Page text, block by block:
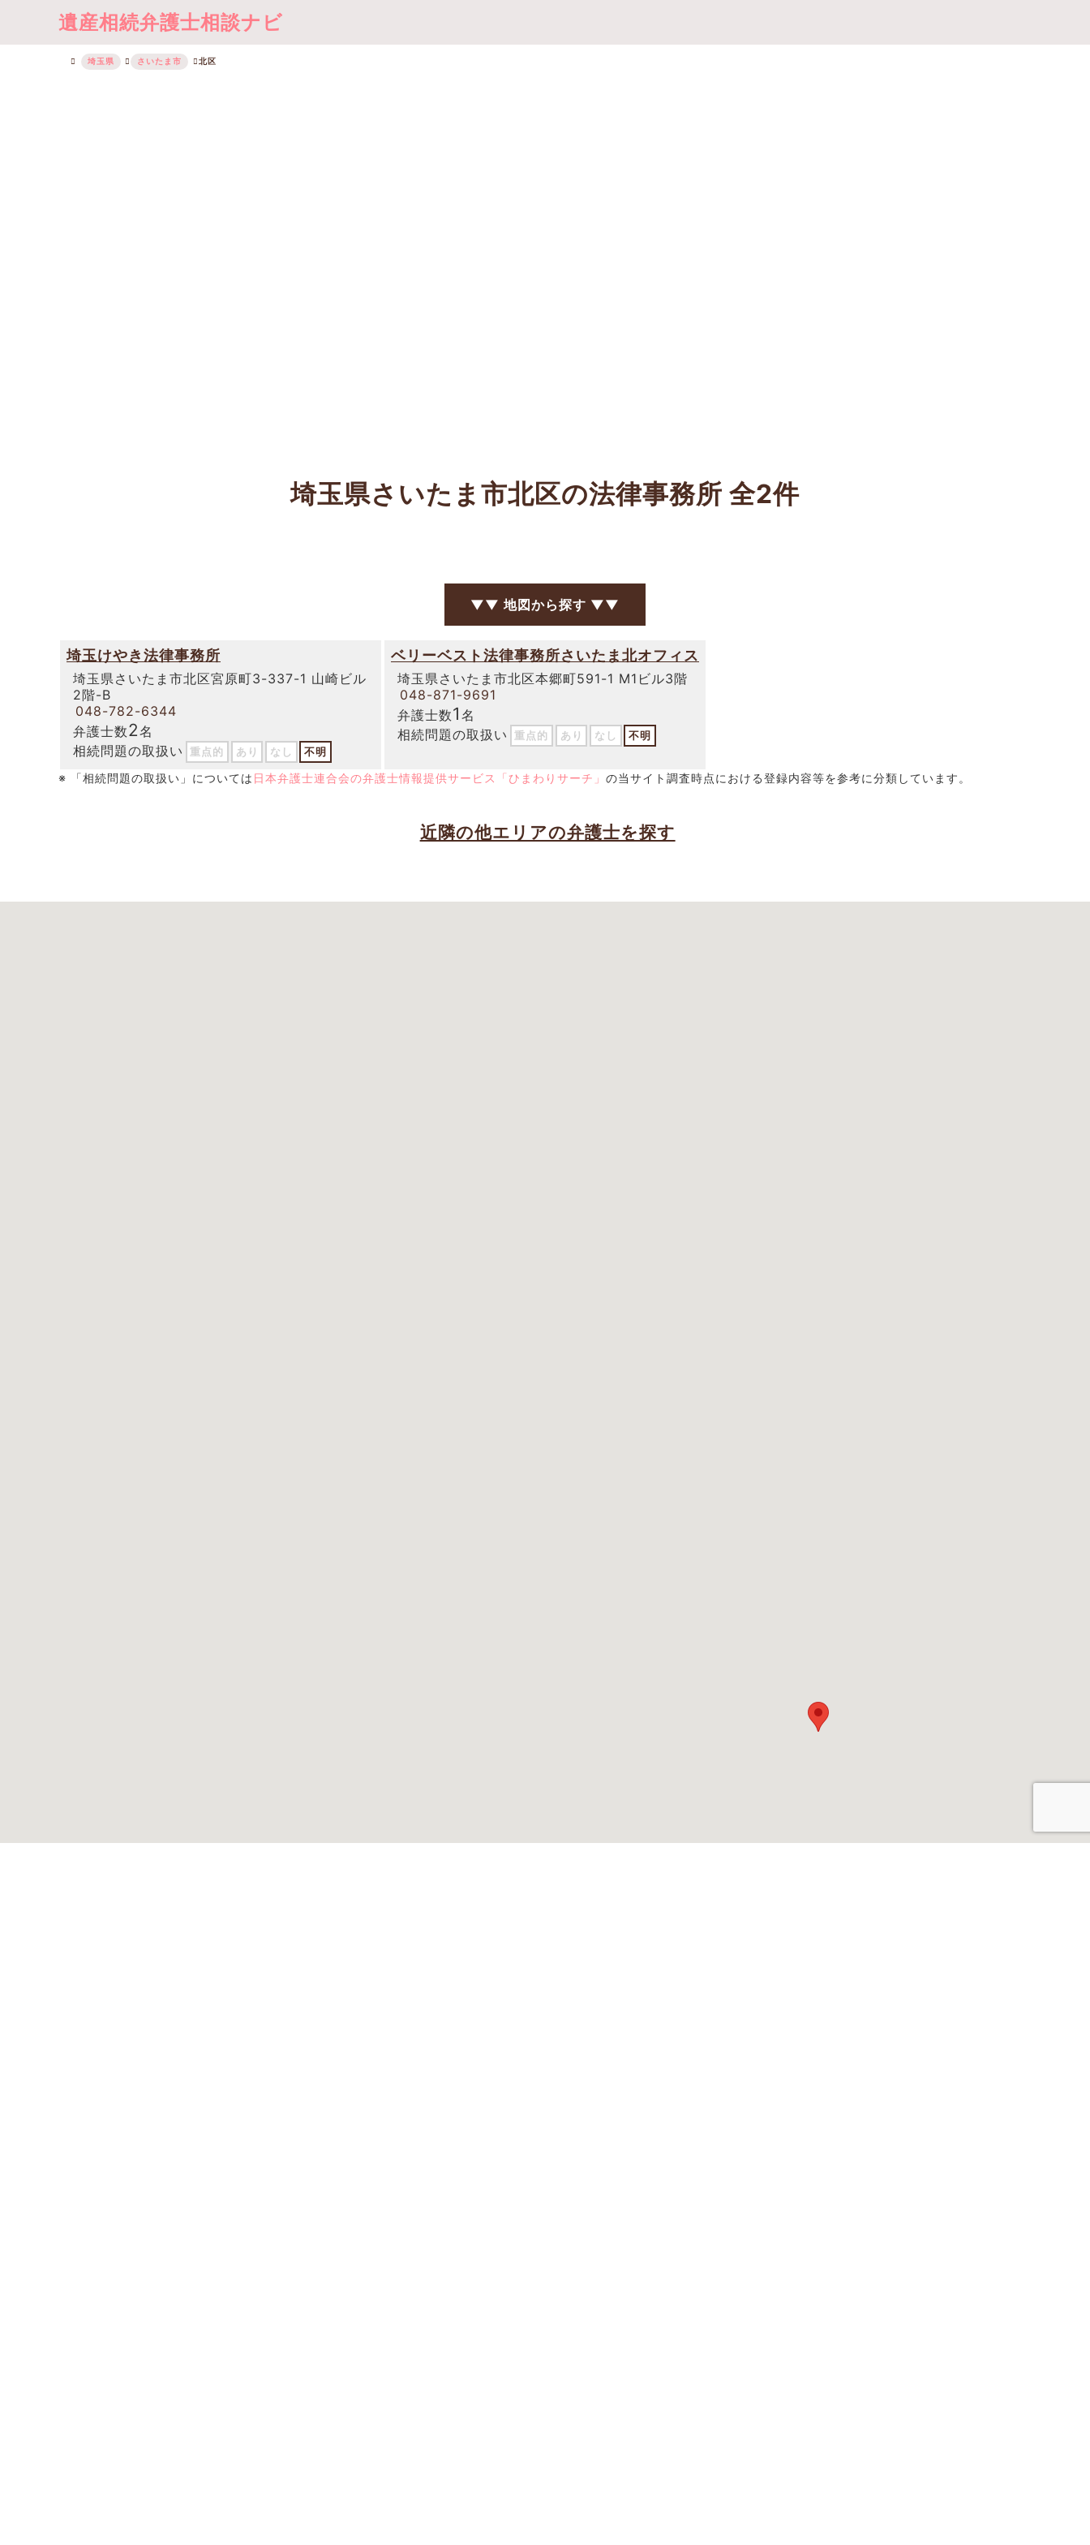
遺産相続弁護士相談ナビ
埼玉県 さいたま市 北区
埼玉県さいたま市北区の法律事務所 全2件
▼▼ 地図から探す ▼▼
埼玉けやき法律事務所
埼玉県さいたま市北区宮原町3-337-1 山崎ビル
2階-B
048-782-6344
弁護士数2名
相続問題の取扱い
重点的 あり なし 不明
ベリーベスト法律事務所さいたま北オフィス
埼玉県さいたま市北区本郷町591-1 M1ビル3階
048-871-9691
弁護士数1 名
相続問題の取扱い
重点的 あり なし 不明
※ 「相続問題の取扱い」については 日本弁護士連合会の弁護士情報提供サービス「ひまわりサーチ」 の当サイト調査時点における登録内容等を参考に分類しています。
近隣の他エリアの弁護士を探す